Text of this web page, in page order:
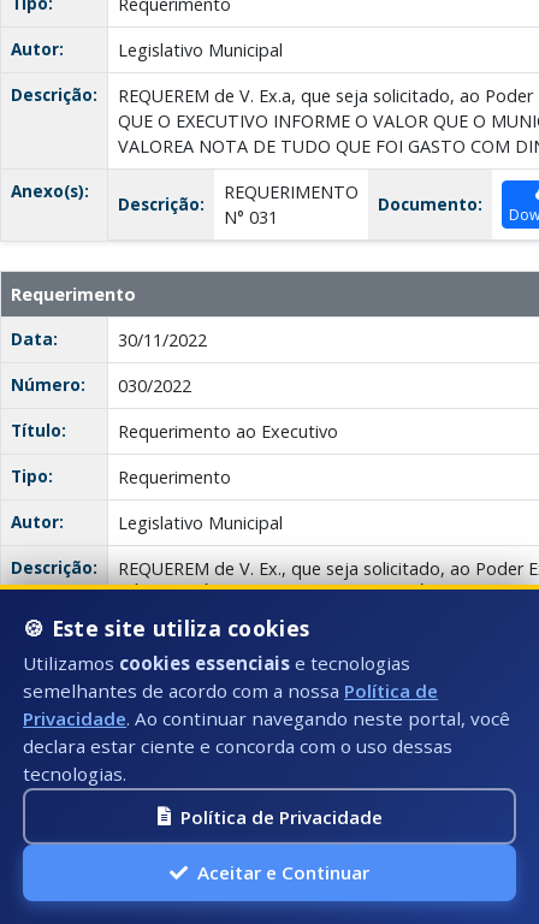
Autor:
Legislativo Municipal
Descrição:
REQUEREM de V. Ex.a, que seja solicitado, ao
QUE O EXECUTIVO INFORME O VALOR QUE O
VALOREA NOTA DE TUDO QUE FOI GASTО СOM
Anexo(s):
Descrição:
REQUERIMENTO
N° 031
Documento:
Requerimento
Data:
30/11/2022
Número:
030/2022
Título:
Requerimento ao Executivo
Tipo:
Requerimento
Autor:
Legislativo Municipal
Descrição:
REQUEREM de V. Ex., que seja solicitado, ao Poder
CÓPIA NA ÍNTEGRA DE TODAS AS DIÁRIAS
TODOS OS SECRETÁRIOS, NOS ANOS DE 2021 ATÉ
Anexo(s):
Descrição:
REQUERIMENTO
N° 030
Documento:
Requerimento
30/11/2022
Número:
Título:
Requerimento ao Executivo
🍪 Este site utiliza cookies
Utilizamos cookies essenciais e tecnologias
semelhantes de acordo com a nossa Política de
Privacidade. Ao continuar navegando neste portal, você
declara estar ciente e concorda com o uso dessas
tecnologias.
Política de Privacidade
Aceitar e Continuar